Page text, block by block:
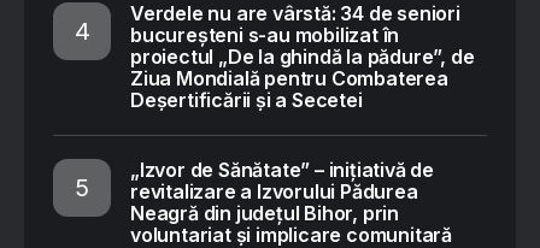
Verdele nu are vârstă: 34 de seniori
bucureșteni s-au mobilizat în
proiectul „De la ghindă la pădure”, de
Ziua Mondială pentru Combaterea
Deșertificării și a Secetei
„Izvor de Sănătate” – inițiativă de
revitalizare a Izvorului Pădurea
Neagră din județul Bihor, prin
voluntariat și implicare comunitară